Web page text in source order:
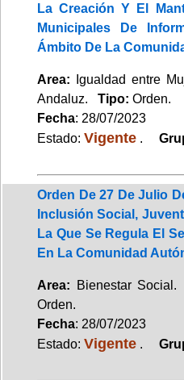
La Creación Y El
Municipales De
Ámbito De La
Area: Igualdad entre
Andaluz. Tipo: Orden.
Fecha: 28/07/2023
Estado: Vigente .
Orden De 27 De Julio
Inclusión Social,
La Que Se Regula El
En La Comunidad
Area: Bienestar
Orden.
Fecha: 28/07/2023
Estado: Vigente .